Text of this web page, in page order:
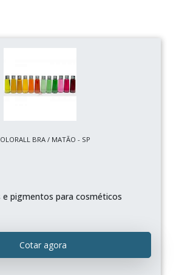
BRA / MATÃO - SP
e pigmentos para cosméticos
Cotar agora